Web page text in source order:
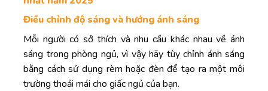
Điều chỉnh độ sáng và hướng ánh sáng
Mỗi người có sở thích và nhu cầu khác nhau về ánh
sáng trong phòng ngủ, vì vậy hãy tùy chỉnh ánh sáng
bằng cách sử dụng rèm hoặc đèn để tạo ra một môi
trường thoải mái cho giấc ngủ của bạn.